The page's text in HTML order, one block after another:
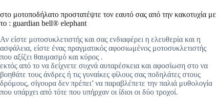
στο μοτοποδήλατο προστατέψτε τον εαυτό σας από την κακοτυχία με
το : guardian bell® elephant
Αν είστε μοτοσυκλετιστής και σας ενδιαφέρει η ελευθερία και η
ασφάλεια, είστε ένας πραγματικός αφοσιωμένος μοτοσυκλετιστής
που αξίζει θαυμασμό και κύρος .
εκτός από το να δείχνετε συχνά αυταρέσκεια και αφοσίωση στο να
βοηθάτε τους άνδρες ή τις γυναίκες φίλους σας ποδηλάτες στους
δρόμους, σίγουρα δεν πρέπει’ να παραβλέπετε την παλιά μυθολογία
που υπάρχει από τότε που υπήρχαν οι ίδιοι οι δύο τροχοί.